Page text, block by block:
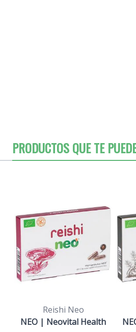
PRODUCTOS QUE TE
Reishi Neo
NEO | Neovital Health